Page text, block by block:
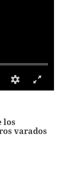
los
varados